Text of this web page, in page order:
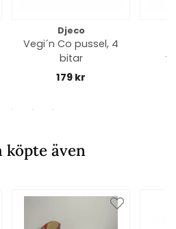
Djeco
Vegi´n Co pussel, 4
bitar
179 kr
köpte även